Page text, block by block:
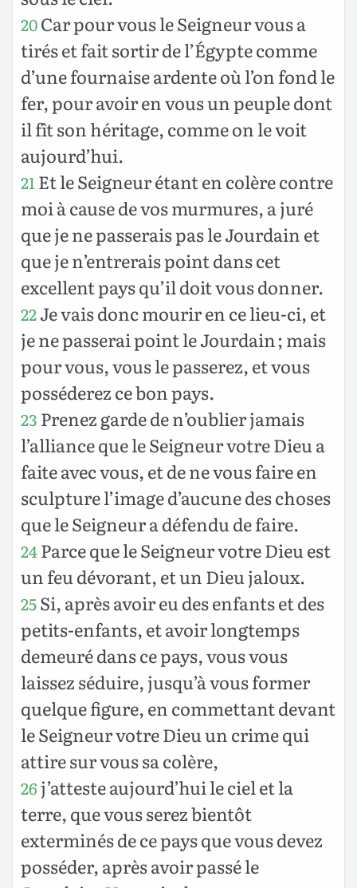
20Car pour vous le Seigneur vous a
tirés et fait sortir de l’Égypte comme
d’une fournaise ardente où l’on fond le
fer, pour avoir en vous un peuple dont
il fît son héritage, comme on le voit
aujourd’hui.
21 Et le Seigneur étant en colère contre
moi à cause de vos murmures, a juré
que je ne passerais pas le Jourdain et
que je n’entrerais point dans cet
excellent pays qu’il doit vous donner.
22Je vais donc mourir en ce lieu-ci, et
je ne passerai point le Jourdain ; mais
pour vous, vous le passerez, et vous
posséderez ce bon pays.
23 Prenez garde de n’oublier jamais
l’alliance que le Seigneur votre Dieu a
faite avec vous, et de ne vous faire en
sculpture l’image d’aucune des choses
que le Seigneur a défendu de faire.
24Parce que le Seigneur votre Dieu est
un feu dévorant, et un Dieu jaloux.
25Si, après avoir eu des enfants et des
petits-enfants, et avoir longtemps
demeuré dans ce pays, vous vous
laissez séduire, jusqu’à vous former
quelque figure, en commettant devant
le Seigneur votre Dieu un crime qui
attire sur vous sa colère,
26 j’atteste aujourd’hui le ciel et la
terre, que vous serez bientôt
exterminés de ce pays que vous devez
posséder, après avoir passé le